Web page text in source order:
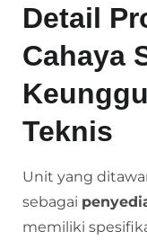
Detail
Cahaya
Teknis
Unit yang
sebagai
memiliki